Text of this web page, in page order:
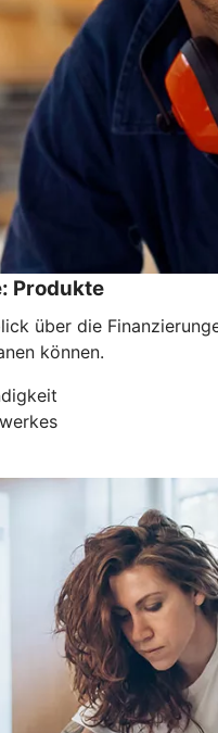
Produkte
über die
können.